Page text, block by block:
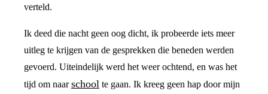
verteld.
Ik deed die nacht geen oog dicht, ik probeerde iets meer
uitleg te krijgen van de gesprekken die beneden werden
gevoerd. Uiteindelijk werd het weer ochtend, en was het
tijd om naarschool te gaan. Ik kreeg geen hap door mijn